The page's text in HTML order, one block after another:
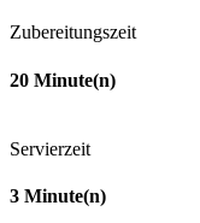
Zubereitungszeit
20 Minute(n)
Servierzeit
3 Minute(n)